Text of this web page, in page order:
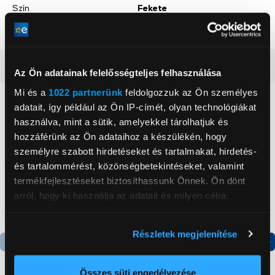
Az Ön adatainak felelősségteljes felhasználása
Mi és a 1022 partnerünk feldolgozzuk az Ön személyes
adatait, így például az Ön IP-címét, olyan technológiákat
használva, mint a sütik, amelyekkel tárolhatjuk és
hozzáférünk az Ön adataihoz a készülékén, hogy
személyre szabott hirdetéseket és tartalmakat, hirdetés-
és tartalommérést, közönségbetekintéseket, valamint
termékfejlesztéseket biztosíthassunk Önnek. Ön dönt
arról, hogy ki használja az adatait és milyen célra.
elhelyezkedéséről pár méteres pontossággal
Az Ön készülékén beazonosítása annak konkrét
Részletek megjelenítése
Összes süti engedélyezése
Szín
Fekete
Mobiltok anyaga
Részletes ismertető
Neked ajánljuk
Termék adatlap Termék adatlap